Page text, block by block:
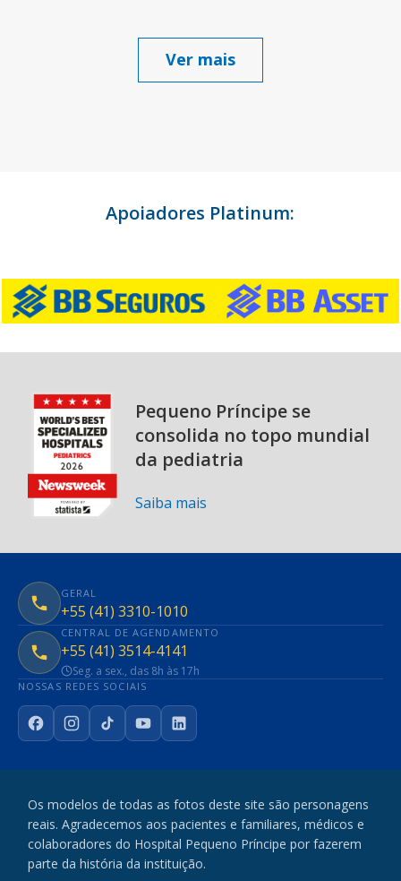
Ver mais
Apoiadores Platinum:
Pequeno Príncipe se
consolida no topo mundial
da pediatria
Saiba mais
GERAL
+55 (41) 3310-1010
CENTRAL DE AGENDAMENTO
+55 (41) 3514-4141
Seg. a sex., das 8h às 17h
NOSSAS REDES SOCIAIS
FacebookInstagram
TikTokYouTubeLinkedIn
Os modelos de todas as fotos deste site são personagens
reais. Agradecemos aos pacientes e familiares, médicos e
colaboradores do Hospital Pequeno Príncipe por fazerem
parte da história da instituição.